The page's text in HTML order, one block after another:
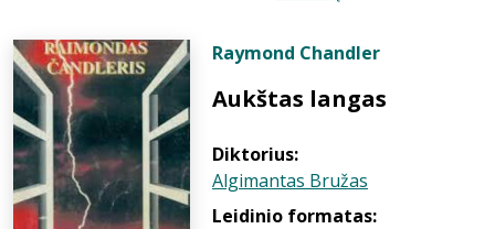
Raymond Chandler
Aukštas langas
Diktorius:
Algimantas Bružas
Leidinio formatas: